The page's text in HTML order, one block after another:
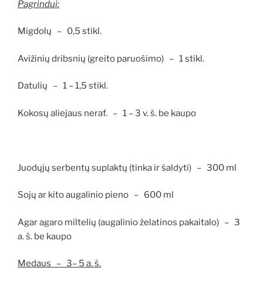
Pagrindui:
Migdolų – 0,5 stikl.
Avižinių dribsnių (greito paruošimo) – 1 stikl.
Datulių – 1 – 1,5 stikl.
Kokosų aliejaus neraf. – 1 – 3 v. š. be kaupo
Juodųjų serbentų suplaktų (tinka ir šaldyti) – 300 ml
Sojų ar kito augalinio pieno – 600 ml
Agar agaro miltelių (augalinio želatinos pakaitalo) – 3
a. š. be kaupo
Medaus – 3– 5 a. š.